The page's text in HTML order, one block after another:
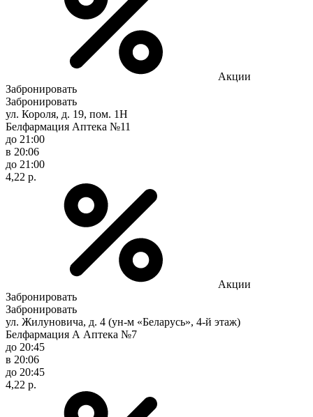
Акции
Забронировать
Забронировать
ул. Короля, д. 19, пом. 1Н
Белфармация Аптека №11
до 21:00
в 20:06
до 21:00
4,22 р.
Акции
Забронировать
Забронировать
ул. Жилуновича, д. 4 (ун-м «Беларусь», 4-й этаж)
Белфармация А Аптека №7
до 20:45
в 20:06
до 20:45
4,22 р.